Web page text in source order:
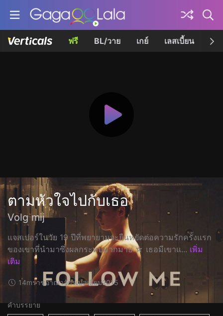
ฟรี BL/วาย เกย์ เลสเบี้ยน เค
ตามหัวใจไปกับเธอ
Volg mij
แจสเปอร์ในวัย 19 ปีที่พยายามจะยืนหยัดต่อความรักครั้งแรก
ของเขาที่นำมาซึ่งผลกระทบมากมาย ☆ เธอมีเขาแ... เพิ่ม
เติม
14mราชอาณาจักรเบลเยียม2015
คำบรรยาย